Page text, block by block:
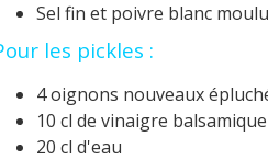
Sel fin et poivre blanc moulu
les pickles :
4 oignons nouveaux
10 cl de vinaigre
20 cl d'eau